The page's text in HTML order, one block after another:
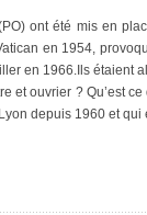
ont été mis en
en 1954,
en 1966.Ils étaient
et ouvrier ? Qu’est
depuis 1960 et